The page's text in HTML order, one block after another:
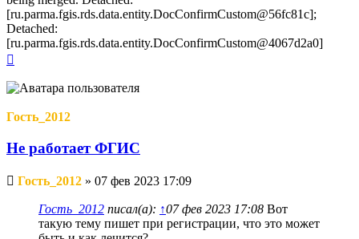
[ru.parma.fgis.rds.data.entity.DocConfirmCustom@56fc81c];
Detached:
[ru.parma.fgis.rds.data.entity.DocConfirmCustom@4067d2a0]
началу
Гость_2012
Не работает ФГИС
Непрочитанное
сообщение
Гость_2012 » 07 фев 2023 17:09
Гость_2012 писал(а): ↑07 фев 2023 17:08 Вот
такую тему пишет при регистрации, что это может